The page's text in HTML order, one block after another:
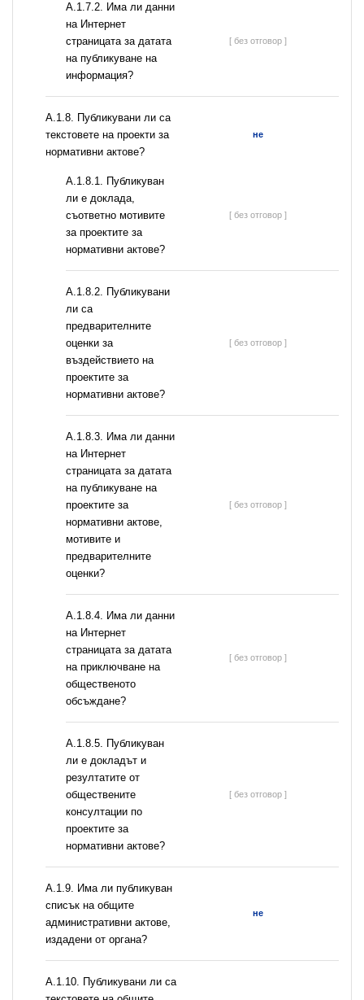
A.1.7.2. Има ли данни
на Интернет
страницата за датата
на публикуване на
информация?
[ без отговор ]
А.1.8. Публикувани ли са
текстовете на проекти за
нормативни актове?
не
А.1.8.1. Публикуван
ли е доклада,
съответно мотивите
за проектите за
нормативни актове?
[ без отговор ]
А.1.8.2. Публикувани
ли са
предварителните
оценки за
въздействието на
проектите за
нормативни актове?
[ без отговор ]
A.1.8.3. Има ли данни
на Интернет
страницата за датата
на публикуване на
проектите за
нормативни актове,
мотивите и
предварителните
оценки?
[ без отговор ]
A.1.8.4. Има ли данни
на Интернет
страницата за датата
на приключване на
общественото
обсъждане?
[ без отговор ]
А.1.8.5. Публикуван
ли е докладът и
резултатите от
обществените
консултации по
проектите за
нормативни актове?
[ без отговор ]
А.1.9. Има ли публикуван
списък на общите
административни актове,
издадени от органа?
не
А.1.10. Публикувани ли са